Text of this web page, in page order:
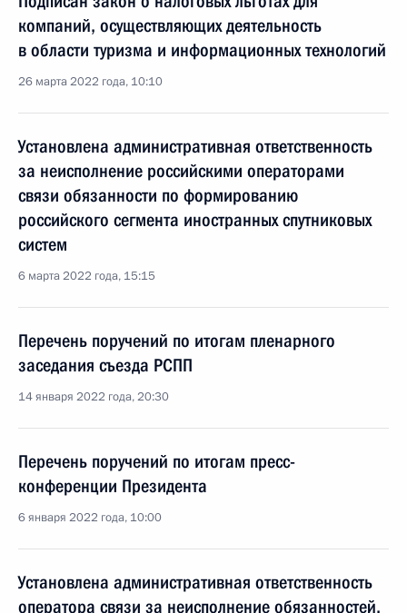
компаний, осуществляющих деятельность
в области туризма и информационных технологий
26 марта 2022 года, 10:10
Установлена административная ответственность
за неисполнение российскими операторами
связи обязанности по формированию
российского сегмента иностранных спутниковых
систем
6 марта 2022 года, 15:15
Перечень поручений по итогам пленарного
заседания съезда РСПП
14 января 2022 года, 20:30
Перечень поручений по итогам пресс-
конференции Президента
6 января 2022 года, 10:00
Установлена административная ответственность
оператора связи за неисполнение обязанностей,